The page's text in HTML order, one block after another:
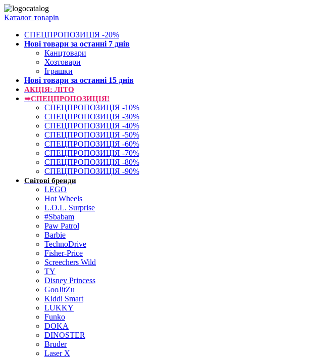
Каталог товарів
СПЕЦПРОПОЗИЦІЯ -20%
Нові товари за останнi 7 днiв
Канцтовари
Хозтовари
Іграшки
Нові товари за останнi 15 днiв
АКЦІЯ: ЛІТО
➥СПЕЦПРОПОЗИЦІЯ!
СПЕЦПРОПОЗИЦІЯ -10%
СПЕЦПРОПОЗИЦІЯ -30%
СПЕЦПРОПОЗИЦІЯ -40%
СПЕЦПРОПОЗИЦІЯ -50%
СПЕЦПРОПОЗИЦІЯ -60%
СПЕЦПРОПОЗИЦІЯ -70%
СПЕЦПРОПОЗИЦІЯ -80%
СПЕЦПРОПОЗИЦІЯ -90%
Світові бренди
LEGO
Hot Wheels
L.O.L. Surprise
#Sbabam
Paw Patrol
Barbie
TechnoDrive
Fisher-Price
Screechers Wild
TY
Disney Princess
GooJitZu
Kiddi Smart
LUKKY
Funko
DOKA
DINOSTER
Bruder
Laser X